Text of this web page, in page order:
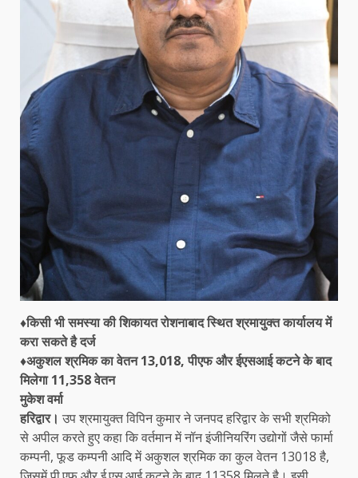
♦किसी भी समस्या की शिकायत रोशनाबाद स्थित श्रमायुक्त कार्यालय में
करा सकते है दर्ज
♦अकुशल श्रमिक का वेतन 13,018, पीएफ और ईएसआई कटने के बाद
मिलेगा 11,358 वेतन
मुकेश वर्मा
हरिद्वार। उप श्रमायुक्त विपिन कुमार ने जनपद हरिद्वार के सभी श्रमिको
से अपील करते हुए कहा कि वर्तमान में नॉन इंजीनियरिंग उद्योगों जैसे फार्मा
कम्पनी, फूड कम्पनी आदि में अकुशल श्रमिक का कुल वेतन 13018 है,